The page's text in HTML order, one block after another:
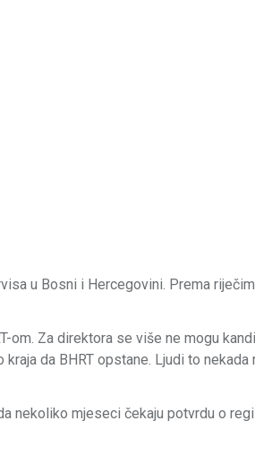
u Bosni i Hercegovini. Prema
Za direktora se više ne mogu
da BHRT opstane. Ljudi to
nekoliko mjeseci čekaju potvrdu o